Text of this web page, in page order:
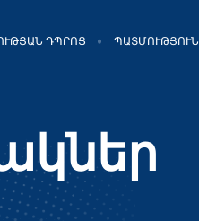
ԴՊՐՈՑ ՊԱՏՄՈՒԹՅՈՒՆ